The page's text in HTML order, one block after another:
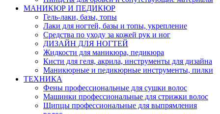
МАНИКЮР И ПЕДИКЮР
Гель-лаки, базы, топы
Лаки для ногтей, базы и топы, укрепление
Средства по уходу за кожей рук и ног
ДИЗАЙН ДЛЯ НОГТЕЙ
Жидкости для маникюра, педикюра
Кисти для геля, акрила, инструменты для дизайна
Маникюрные и педикюрные инструменты, пилки
ТЕХНИКА
Фены профессиональные для сушки волос
Машинки профессиональные для стрижки волос
Щипцы профессиональные для выпрямления